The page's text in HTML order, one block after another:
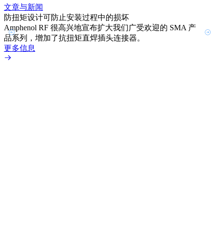
文章与新闻
防扭矩设计可防止安装过程中的损坏
Amphenol RF 很高兴地宣布扩大我们广受欢迎的 SMA 产
品系列，增加了抗扭矩直焊插头连接器。
更多信息
专